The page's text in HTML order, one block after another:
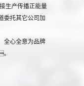
生产传播正能量
托其它公司加
心全意为品牌